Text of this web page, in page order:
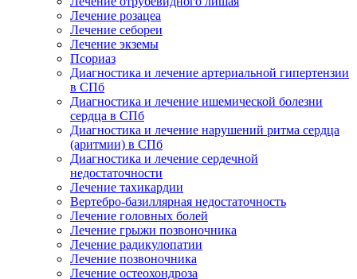
Лечение розацеа
Лечение себореи
Лечение экземы
Псориаз
Диагностика и лечение артериальной гипертензии
в СПб
Диагностика и лечение ишемической болезни
сердца в СПб
Диагностика и лечение нарушений ритма сердца
(аритмии) в СПб
Диагностика и лечение сердечной
недостаточности
Лечение тахикардии
Вертебро-базиллярная недостаточность
Лечение головных болей
Лечение грыжи позвоночника
Лечение радикулопатии
Лечение позвоночника
Лечение остеохондроза